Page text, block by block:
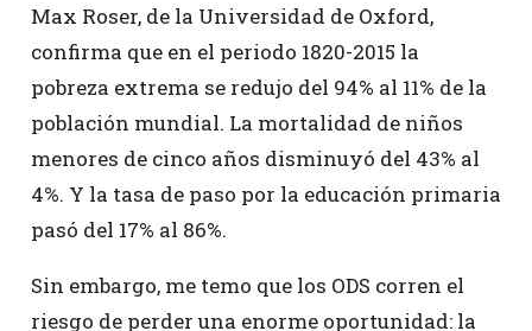
Max Roser, de la Universidad de Oxford,
confirma que en el periodo 1820-2015 la
pobreza extrema se redujo del 94% al 11% de la
población mundial. La mortalidad de niños
menores de cinco años disminuyó del 43% al
4%. Y la tasa de paso por la educación primaria
pasó del 17% al 86%.
Sin embargo, me temo que los ODS corren el
riesgo de perder una enorme oportunidad: la